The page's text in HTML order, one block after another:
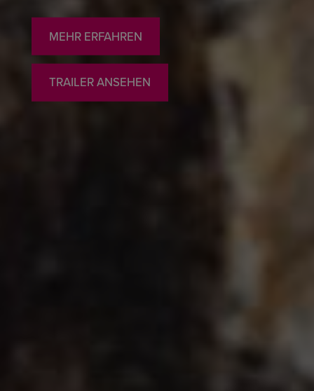
MEHR ERFAHREN
TRAILER ANSEHEN